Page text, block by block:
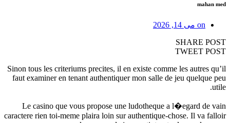
mahan med
on می 14, 2026
SHARE POST
TWEET POST
Sinon tous les criteriums precites, il en existe comme les autres qu’il
faut examiner en tenant authentiquer mon salle de jeu quelque peu
utile.
Le casino que vous propose une ludotheque a l�egard de vain
caractere rien toi-meme plaira loin sur authentique-chose. Il va falloir